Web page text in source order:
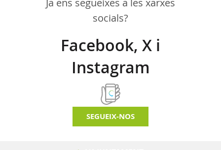
socials?
Facebook, X i
Instagram
SEGUEIX-NOS